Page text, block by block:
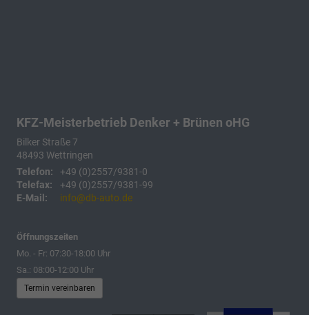
KFZ-Meisterbetrieb Denker + Brünen oHG
Bilker Straße 7
48493 Wettringen
Telefon:
+49 (0)2557/9381-0
Telefax:
+49 (0)2557/9381-99
E-Mail:
info@db-auto.de
Öffnungszeiten
Mo. - Fr: 07:30-18:00 Uhr
Sa.: 08:00-12:00 Uhr
Termin vereinbaren